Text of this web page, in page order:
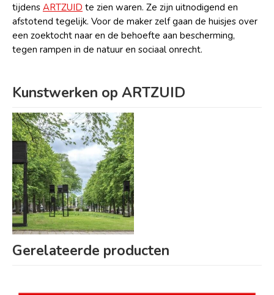
tijdens ARTZUID te zien waren. Ze zijn uitnodigend en
afstotend tegelijk. Voor de maker zelf gaan de huisjes over
een zoektocht naar en de behoefte aan bescherming,
tegen rampen in de natuur en sociaal onrecht.
Kunstwerken op ARTZUID
Gerelateerde producten